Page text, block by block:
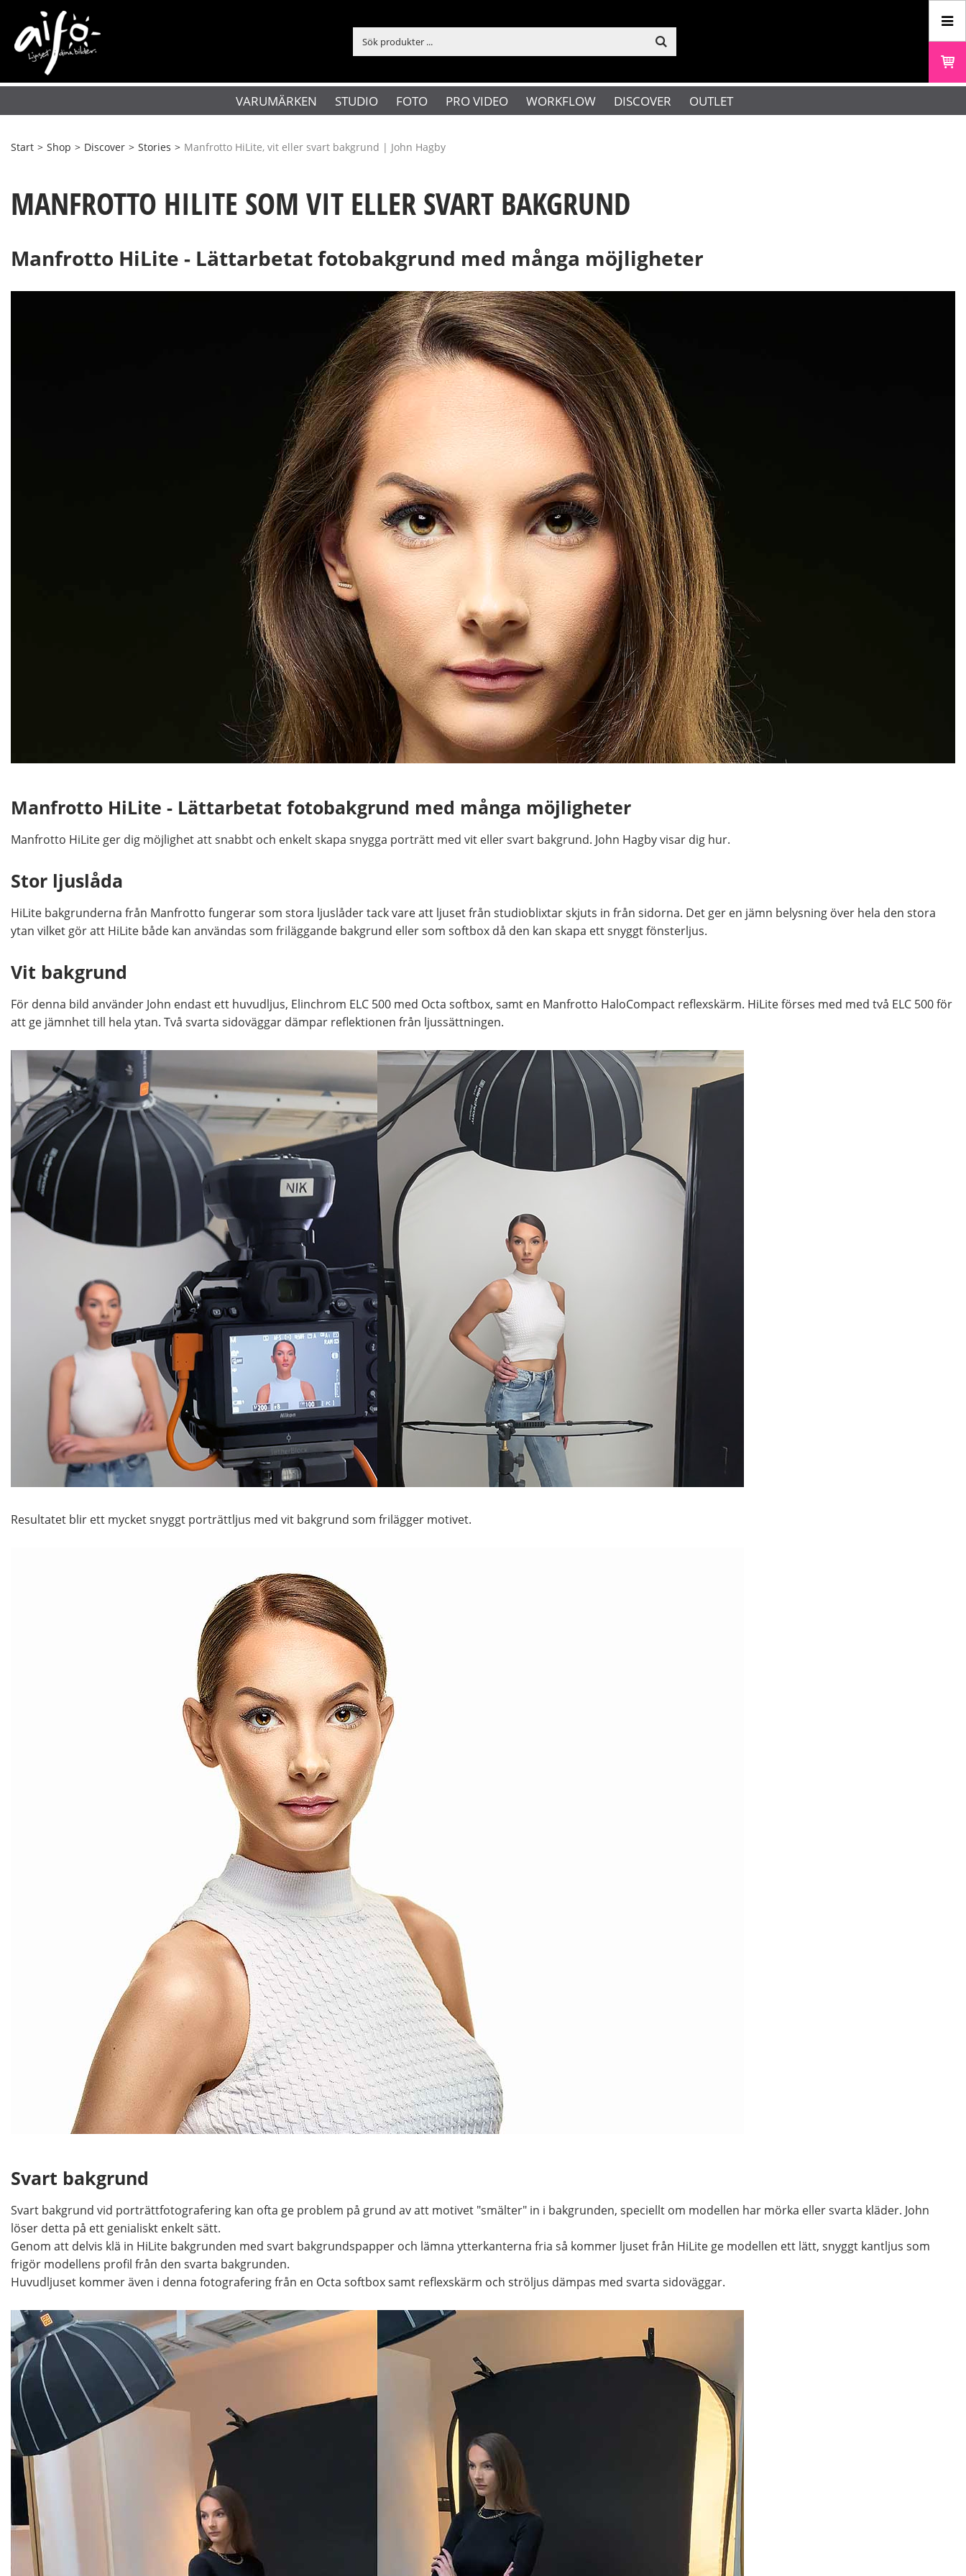
VARUMÄRKEN STUDIO FOTO PRO VIDEO WORKFLOW DISCOVER OUTLET
Start > Shop > Discover > Stories > Manfrotto HiLite, vit eller svart bakgrund | John Hagby
MANFROTTO HILITE SOM VIT ELLER SVART BAKGRUND
Manfrotto HiLite - Lättarbetat fotobakgrund med många möjligheter
Manfrotto HiLite - Lättarbetat fotobakgrund med många möjligheter
Manfrotto HiLite ger dig möjlighet att snabbt och enkelt skapa snygga porträtt med vit eller svart bakgrund. John Hagby visar dig hur.
Stor ljuslåda
HiLite bakgrunderna från Manfrotto fungerar som stora ljuslåder tack vare att ljuset från studioblixtar skjuts in från sidorna. Det ger en jämn belysning över hela den stora
ytan vilket gör att HiLite både kan användas som friläggande bakgrund eller som softbox då den kan skapa ett snyggt fönsterljus.
Vit bakgrund
För denna bild använder John endast ett huvudljus, Elinchrom ELC 500 med Octa softbox, samt en Manfrotto HaloCompact reflexskärm. HiLite förses med med två ELC 500 för
att ge jämnhet till hela ytan. Två svarta sidoväggar dämpar reflektionen från ljussättningen.
Resultatet blir ett mycket snyggt porträttljus med vit bakgrund som frilägger motivet.
Svart bakgrund
Svart bakgrund vid porträttfotografering kan ofta ge problem på grund av att motivet "smälter" in i bakgrunden, speciellt om modellen har mörka eller svarta kläder. John
löser detta på ett genialiskt enkelt sätt.
Genom att delvis klä in HiLite bakgrunden med svart bakgrundspapper och lämna ytterkanterna fria så kommer ljuset från HiLite ge modellen ett lätt, snyggt kantljus som
frigör modellens profil från den svarta bakgrunden.
Huvudljuset kommer även i denna fotografering från en Octa softbox samt reflexskärm och ströljus dämpas med svarta sidoväggar.